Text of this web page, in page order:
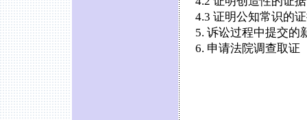
4.3 证明公知常识的
5. 诉讼过程中提交的
6. 申请法院调查取证